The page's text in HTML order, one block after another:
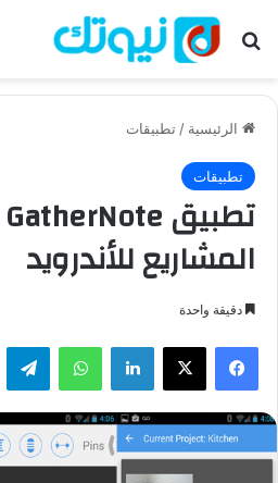
بحث عن
الرئيسية / تطبيقات
تطبيقات
المشاريع للأندرويد
دقيقة واحدة
فيسبوك لينكدإن واتساب